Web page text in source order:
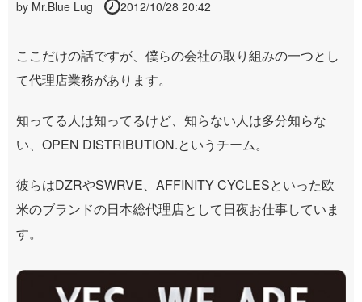
by Mr.Blue Lug 2012/10/28 20:42
ここだけの話ですが、僕らの会社の取り組みの一つとし
て代理店業務があります。
知ってる人は知ってるけど、知らない人は多分知らな
い、OPEN DISTRIBUTION.というチーム。
彼らはDZRやSWRVE、AFFINITY CYCLESといった欧
米のブランドの日本総代理店として日夜お仕事していま
す。